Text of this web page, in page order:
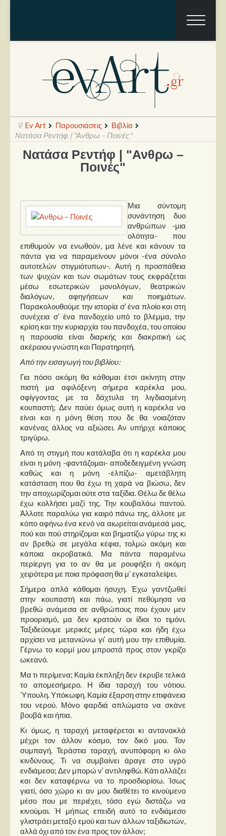
Ραπόρτο
Θέατρο
Συνεντεύξεις
Παρουσιάσεις
Δίσκοι
Σειρές
Ταινίες
Βιβλία
Video News
Καλλιτέχνες
Μουσικοί
Διάφοροι
Εκτός Συνόρων
Νέα
Στήλες
Polls
Small Talk
Blog
Ev Art Παρουσιάσεις
Βιβλία
Νατάσα Ρεντήφ | "Ανθρω – Ποινές"
Νατάσα Ρεντήφ | "Ανθρω –
Ποινές"
Μια σύντομη
συνάντηση δυο
ανθρώπων -μια
ολότητα- που
επιθυμούν να ενωθούν, μα λένε και κάνουν τα
πάντα για να παραμείνουν μόνοι -ένα σύνολο
αυτοτελών στιγμιότυπων-. Αυτή η προσπάθεια
των ψυχών και των σωμάτων τους εκφράζεται
μέσω εσωτερικών μονολόγων, θεατρικών
διαλόγων, αφηγήσεων και ποιημάτων.
Παρακολουθούμε την ιστορία σ’ ένα πλοίο και στη
συνέχεια σ’ ένα πανδοχείο υπό το βλέμμα, την
κρίση και την κυριαρχία του πανδοχέα, του οποίου
η παρουσία είναι διαρκής και διακριτική ως
ακέραιου γνώστη και Παρατηρητή.
Από την εισαγωγή του βιβλίου:
Για πόσο ακόμη θα κάθομαι έτσι ακίνητη στην
πιστή μα αφιλόξενη σήμερα καρέκλα μου,
σφίγγοντας με τα δάχτυλα τη λιγδιασμένη
κουπαστή; Δεν παύει όμως αυτή η καρέκλα να
είναι και η μόνη θέση που δε θα νοιαζόταν
κανένας άλλος να αξιώσει. Αν υπήρχε κάποιος
τριγύρω.
Από τη στιγμή που κατάλαβα ότι η καρέκλα μου
είναι η μόνη -φαντάζομαι- αποδεδειγμένη γνώση
καθώς και η μόνη -ελπίζω- αμετάβλητη
κατάσταση που θα έχω τη χαρά να βιώσω, δεν
την αποχωρίζομαι ούτε στα ταξίδια. Θέλω δε θέλω
έχω κολλήσει μαζί της. Την κουβαλάω παντού.
Άλλοτε παραλύω για καιρό πάνω της, άλλοτε με
κόπο αφήνω ένα κενό να αιωρείται ανάμεσά μας,
πού και πού στηρίζομαι και βηματίζω γύρω της κι
αν βρεθώ σε μεγάλα κέφια, τολμώ ακόμη και
κάποια ακροβατικά. Μα πάντα παραμένω
περίεργη για το αν θα με ρουφήξει ή ακόμη
χειρότερα με ποια πρόφαση θα μ’ εγκαταλείψει.
Σήμερα απλά κάθομαι ήσυχη. Έχω γαντζωθεί
στην κουπαστή και πάω, γιατί πεθύμησα να
βρεθώ ανάμεσα σε ανθρώπους που έχουν μεν
προορισμό, μα δεν κρατούν οι ίδιοι το τιμόνι.
Ταξιδεύουμε μερικές μέρες τώρα και ήδη έχω
αρχίσει να μετανιώνω γι’ αυτή μου την επιθυμία.
Γέρνω το κορμί μου μπροστά προς στον γκρίζο
ωκεανό.
Μα τι περίμενα; Καμία έκπληξη δεν έκρυβε τελικά
το απομεσήμερο. Η ίδια ταραχή του νότιου.
Ύπουλη. Υπόκωφη. Καμία έξαρση στην επιφάνεια
του νερού. Μόνο φαρδιά απλώματα να σκάνε
βουβά και ήπια.
Κι όμως, η ταραχή μεταφέρεται κι αντανακλά
μέχρι τον άλλον κόσμο, τον δικό μου. Τον
συμπαγή. Τεράστια ταραχή, ανυπόφορη κι όλο
κινδύνους. Τι να συμβαίνει άραγε στο υγρό
ενδιάμεσο; Δεν μπορώ ν’ αντιληφθώ. Κάτι αλλάζει
και δεν καταφέρνω να το προσδιορίσω. Ίσως
γιατί, όσο χώρο κι αν μου διαθέτει το κινούμενο
μέσο που με περιέχει, τόσο εγώ διστάζω να
κινούμαι. Ή μήπως επειδή αυτό το ενδιάμεσο
γλιστράει μεταξύ εμού και των άλλων ταξιδιωτών,
αλλά όχι από τον ένα προς τον άλλον;